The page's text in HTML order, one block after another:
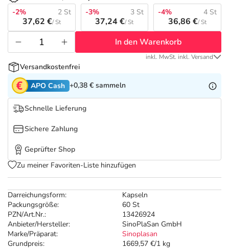
Tierapotheke
Vitamine & Mineralstoffe
Marken
Salus Deals
Darreichungsform:
Kapseln
Packungsgröße:
60 St
PZN/Art.Nr.:
13426924
Anbieter/Hersteller:
SinoPlaSan GmbH
Marke/Präparat:
Sinoplasan
Grundpreis:
1669,57 €/1 kg
-2%
2 St
37,62 €/ St
-3% 3 St
37,24 €/ St
-4% 4 St
36,86 €/ St
In den Warenkorb
inkl. MwSt. inkl. Versand
Versandkostenfrei
APO Cash +0,38 € sammeln
Schnelle Lieferung
Sichere Zahlung
Geprüfter Shop
Zu meiner Favoriten-Liste hinzufügen